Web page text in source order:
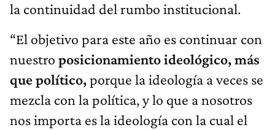
la continuidad del rumbo institucional.
“El objetivo para este año es continuar con
nuestro posicionamiento ideológico, más
que político,porque la ideología a veces se
mezcla con la política, y lo que a nosotros
nos importa es la ideología con la cual el